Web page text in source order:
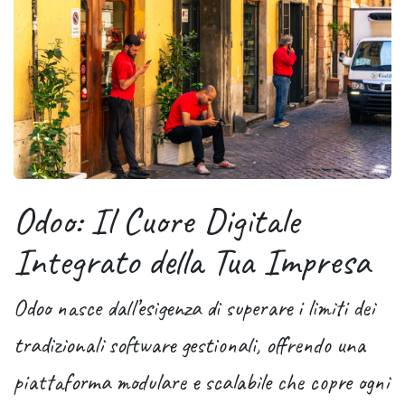
Odoo: Il Cuore Digitale
Integrato della Tua Impresa
Odoo nasce dall’esigenza di superare i limiti dei
tradizionali software gestionali, offrendo una
piattaforma modulare e scalabile che copre ogni